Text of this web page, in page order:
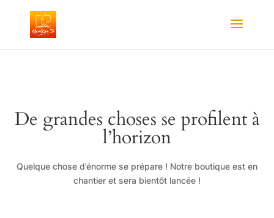
De grandes choses se profilent à
l’horizon
Quelque chose d’énorme se prépare ! Notre boutique est en
chantier et sera bientôt lancée !